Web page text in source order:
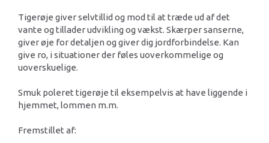
Tigerøje giver selvtillid og mod til at træde ud af det
vante og tillader udvikling og vækst. Skærper sanserne,
giver øje for detaljen og giver dig jordforbindelse. Kan
give ro, i situationer der føles uoverkommelige og
uoverskuelige.
Smuk poleret tigerøje til eksempelvis at have liggende i
hjemmet, lommen m.m.
Fremstillet af: